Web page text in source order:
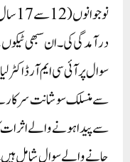
درآمدگی کی۔ ان سبھی
سوال پر آئی سی ایم آر
سے منسلک سوشانت سرکار
سے پیدا ہونے والے اثرات
جانے والے سوال شامل